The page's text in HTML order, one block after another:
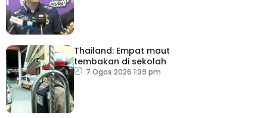
Thailand: Empat maut
tembakan di sekolah
7 Ogos 2026 1:39 pm